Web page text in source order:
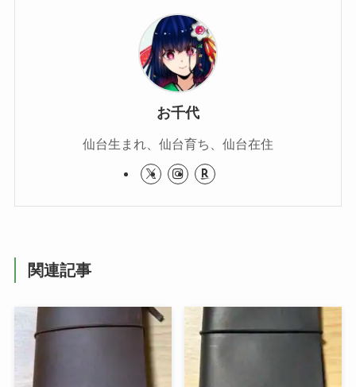
お千代
仙台生まれ、仙台育ち、仙台在住
関連記事